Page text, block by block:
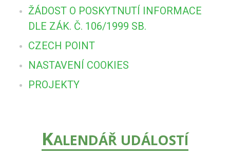
ŽÁDOST O POSKYTNUTÍ INFORMACE
DLE ZÁK. Č. 106/1999 SB.
CZECH POINT
NASTAVENÍ COOKIES
PROJEKTY
KALENDÁŘ UDÁLOSTÍ